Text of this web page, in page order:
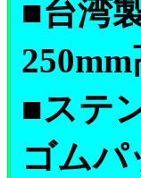
■台湾
■ステ
ゴム